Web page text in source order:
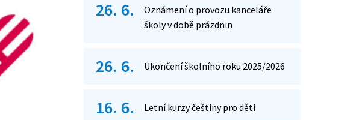
26. 6.
Oznámení o provozu kanceláře
školy v době prázdnin
26. 6. Ukončení školního roku 2025/2026
16. 6. Letní kurzy češtiny pro děti